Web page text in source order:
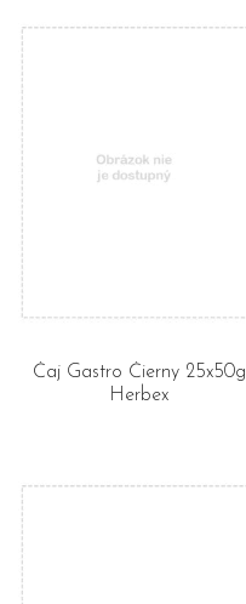
Čaj Gastro Čierny 25x50g
Herbex